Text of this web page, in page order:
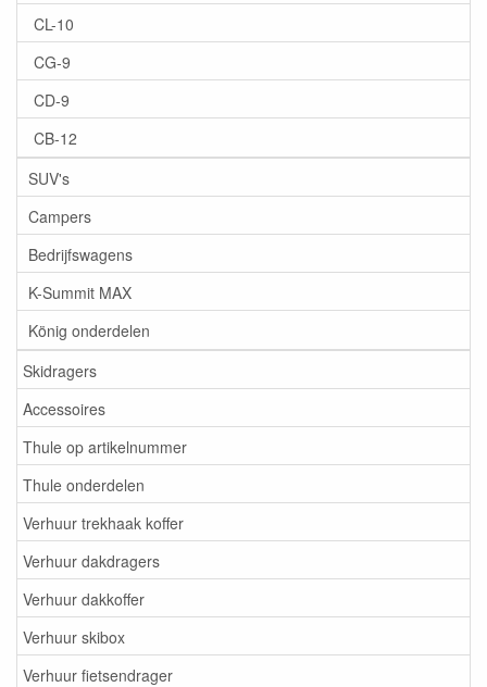
CL-10
CG-9
CD-9
CB-12
SUV's
Campers
Bedrijfswagens
K-Summit MAX
König onderdelen
Skidragers
Accessoires
Thule op artikelnummer
Thule onderdelen
Verhuur trekhaak koffer
Verhuur dakdragers
Verhuur dakkoffer
Verhuur skibox
Verhuur fietsendrager